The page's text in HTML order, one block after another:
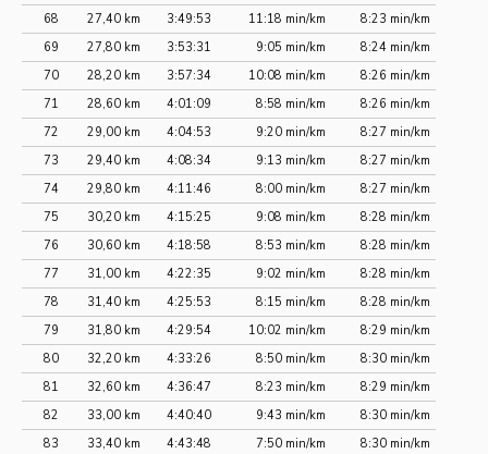
68
27,40 km 3:49:53 11:18 min/km
8:23 min/km
69
27,80 km 3:53:31 9:05 min/km
8:24 min/km
70
28,20 km 3:57:34 10:08 min/km
8:26 min/km
71
28,60 km 4:01:09 8:58 min/km
8:26 min/km
72
29,00 km 4:04:53 9:20 min/km
8:27 min/km
73
29,40 km 4:08:34 9:13 min/km
8:27 min/km
74
29,80 km 4:11:46 8:00 min/km
8:27 min/km
75
30,20 km 4:15:25 9:08 min/km
8:28 min/km
76
30,60 km 4:18:58 8:53 min/km
8:28 min/km
77
31,00 km 4:22:35 9:02 min/km
8:28 min/km
78
31,40 km 4:25:53 8:15 min/km
8:28 min/km
79
31,80 km 4:29:54 10:02 min/km
8:29 min/km
80
32,20 km 4:33:26 8:50 min/km
8:30 min/km
81
32,60 km 4:36:47 8:23 min/km
8:29 min/km
82
33,00 km 4:40:40 9:43 min/km
8:30 min/km
83
33,40 km 4:43:48 7:50 min/km
8:30 min/km